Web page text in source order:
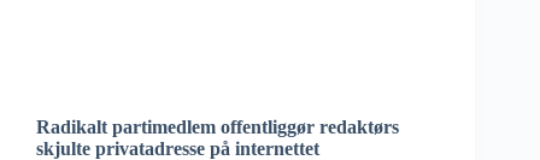
Radikalt partimedlem offentliggør redaktørs
skjulte privatadresse på internettet